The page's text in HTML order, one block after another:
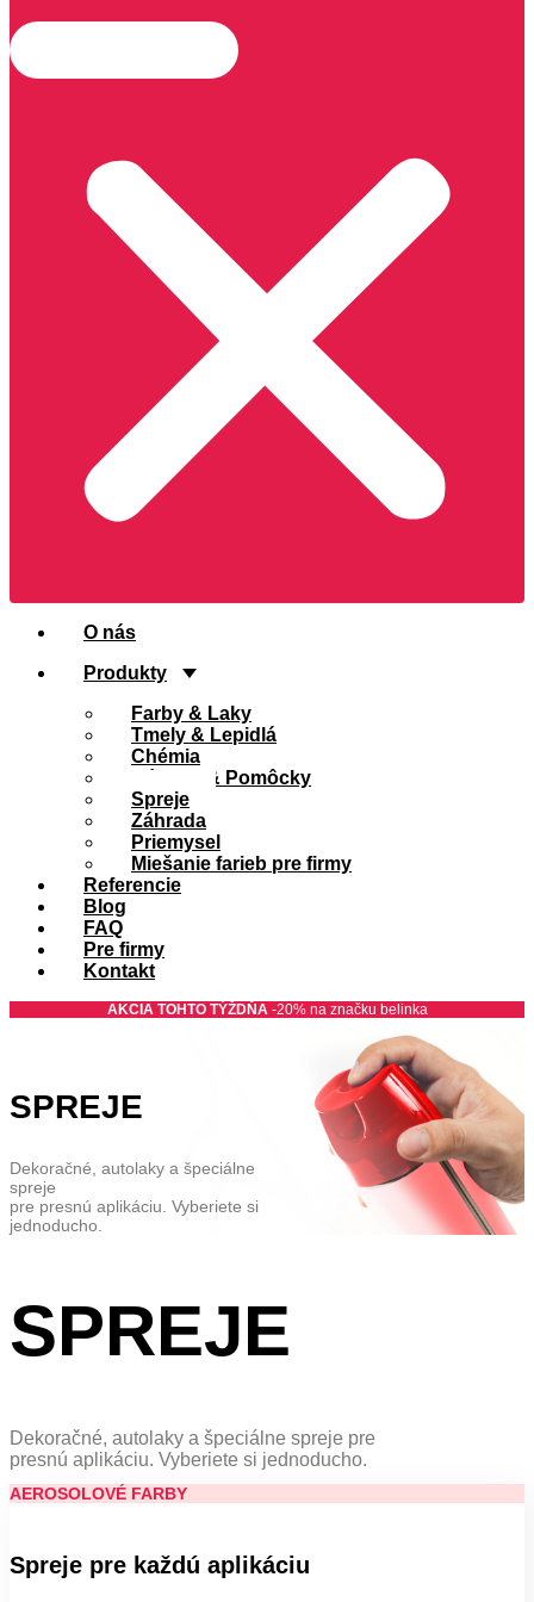
O nás
Produkty
Farby & Laky
Tmely & Lepidlá
Chémia
Náradie & Pomôcky
Spreje
Záhrada
Priemysel
Miešanie farieb pre firmy
Referencie
Blog
FAQ
Pre firmy
Kontakt
AKCIA TOHTO TÝŽDŇA -20% na značku belinka
SPREJE
Dekoračné, autolaky a špeciálne
spreje
pre presnú aplikáciu. Vyberiete si
jednoducho.
SPREJE
Dekoračné, autolaky a špeciálne spreje pre
presnú aplikáciu. Vyberiete si jednoducho.
AEROSOLOVÉ FARBY
Spreje pre každú aplikáciu